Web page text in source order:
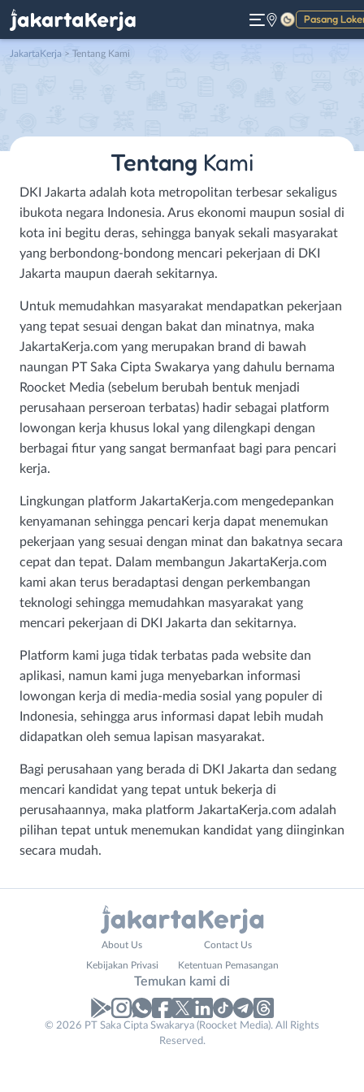
Pasang
Gelap
JakartaKerja > Tentang Kami
Tentang Kami
DKI Jakarta adalah kota metropolitan terbesar sekaligus
ibukota negara Indonesia. Arus ekonomi maupun sosial di
kota ini begitu deras, sehingga banyak sekali masyarakat
yang berbondong-bondong mencari pekerjaan di DKI
Jakarta maupun daerah sekitarnya.
Untuk memudahkan masyarakat mendapatkan pekerjaan
yang tepat sesuai dengan bakat dan minatnya, maka
JakartaKerja.com yang merupakan brand di bawah
naungan PT Saka Cipta Swakarya yang dahulu bernama
Roocket Media (sebelum berubah bentuk menjadi
perusahaan perseroan terbatas) hadir sebagai platform
lowongan kerja khusus lokal yang dilengkapi dengan
berbagai fitur yang sangat bermanfaat bagi para pencari
kerja.
Lingkungan platform JakartaKerja.com mengedepankan
kenyamanan sehingga pencari kerja dapat menemukan
pekerjaan yang sesuai dengan minat dan bakatnya secara
cepat dan tepat. Dalam membangun JakartaKerja.com
kami akan terus beradaptasi dengan perkembangan
teknologi sehingga memudahkan masyarakat yang
mencari pekerjaan di DKI Jakarta dan sekitarnya.
Platform kami juga tidak terbatas pada website dan
aplikasi, namun kami juga menyebarkan informasi
lowongan kerja di media-media sosial yang populer di
Indonesia, sehingga arus informasi dapat lebih mudah
didapatkan oleh semua lapisan masyarakat.
Bagi perusahaan yang berada di DKI Jakarta dan sedang
mencari kandidat yang tepat untuk bekerja di
perusahaannya, maka platform JakartaKerja.com adalah
pilihan tepat untuk menemukan kandidat yang diinginkan
secara mudah.
About Us Contact Us
Kebijakan Privasi Ketentuan Pemasangan
Temukan kami di
© 2026 PT Saka Cipta Swakarya (Roocket Media). All Rights
Reserved.